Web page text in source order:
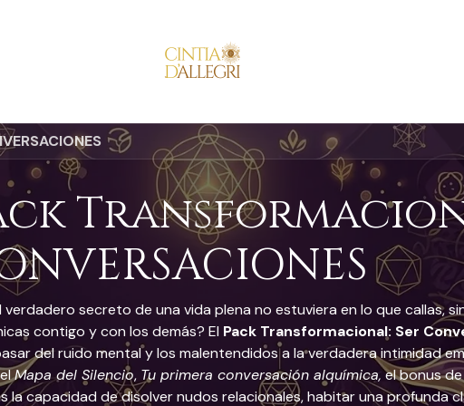
verdadero secreto de una vida plena no estuviera en lo que callas,
contigo y con los demás? El Pack Transformacional: Ser
del ruido mental y los malentendidos a la verdadera intimidad
Mapa del Silencio, Tu primera conversación alquímica,el bonus
la capacidad de disolver nudos relacionales, habitar una profunda